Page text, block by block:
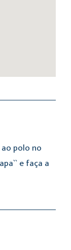
polo no
e faça a